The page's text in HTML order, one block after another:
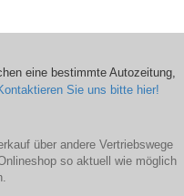
eine bestimmte Autozeitung,
Sie uns bitte hier!
über andere Vertriebswege
so aktuell wie möglich